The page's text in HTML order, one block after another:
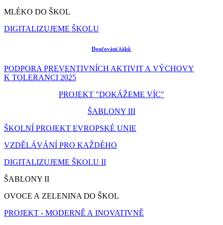
MLÉKO DO ŠKOL
DIGITALIZUJEME ŠKOLU
Doučování žáků
PODPORA PREVENTIVNÍCH AKTIVIT A VÝCHOVY
K TOLERANCI 2025
PROJEKT "DOKÁŽEME VÍC"
ŠABLONY III
ŠKOLNÍ PROJEKT EVROPSKÉ UNIE
VZDĚLÁVÁNÍ PRO KAŽDÉHO
DIGITALIZUJEME ŠKOLU II
ŠABLONY II
OVOCE A ZELENINA DO ŠKOL
PROJEKT - MODERNĚ A INOVATIVNĚ